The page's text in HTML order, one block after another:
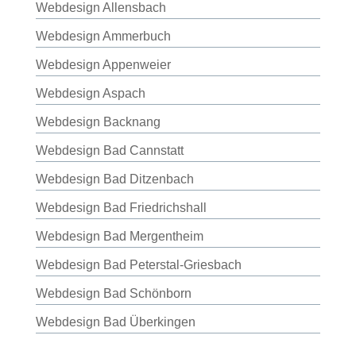
Webdesign Allensbach
Webdesign Ammerbuch
Webdesign Appenweier
Webdesign Aspach
Webdesign Backnang
Webdesign Bad Cannstatt
Webdesign Bad Ditzenbach
Webdesign Bad Friedrichshall
Webdesign Bad Mergentheim
Webdesign Bad Peterstal-Griesbach
Webdesign Bad Schönborn
Webdesign Bad Überkingen